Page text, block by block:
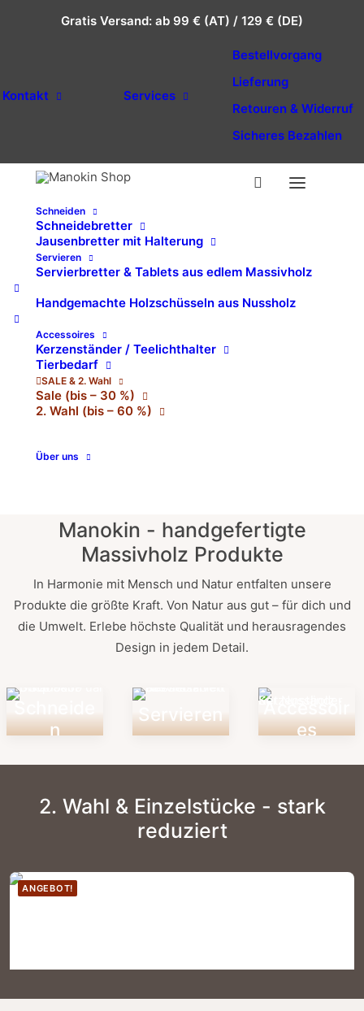
Gratis Versand: ab 99 € (AT) / 129 € (DE)
Kontakt Services
Bestellvorgang
Lieferung
Retouren & Widerruf
Sicheres Bezahlen
Schneiden
Schneidebretter
Jausenbretter mit Halterung
Servieren
Servierbretter & Tablets aus edlem Massivholz
Handgemachte Holzschüsseln aus Nussholz
Accessoires
Kerzenständer / Teelichthalter
Tierbedarf
SALE & 2. Wahl
Sale (bis – 30 %)
2. Wahl (bis – 60 %)
Über uns
Manokin - handgefertigte
Massivholz Produkte
In Harmonie mit Mensch und Natur entfalten unsere
Produkte die größte Kraft. Von Natur aus gut – für dich und
die Umwelt. Erlebe höchste Qualität und herausragendes
Design in jedem Detail.
Schneide
n
Servieren
Accessoir
es
2. Wahl & Einzelstücke - stark
reduziert
ANGEBOT!